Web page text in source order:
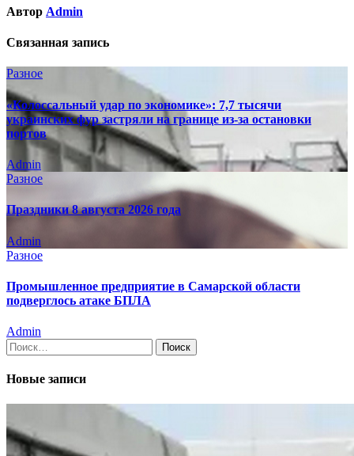
Автор Admin
Связанная запись
Разное
«Колоссальный удар по экономике»: 7,7 тысячи
украинских фур застряли на границе из-за остановки
портов
Admin
Разное
Праздники 8 августа 2026 года
Admin
Разное
Промышленное предприятие в Самарской области
подверглось атаке БПЛА
Admin
Найти:
Новые записи